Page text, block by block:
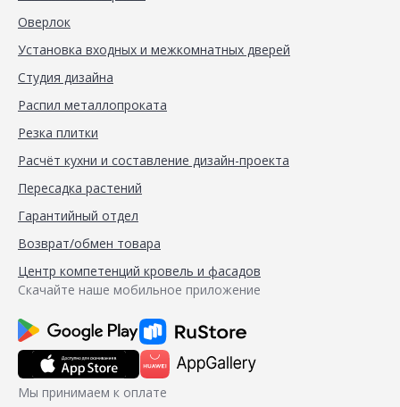
Оверлок
Установка входных и межкомнатных дверей
Студия дизайна
Распил металлопроката
Резка плитки
Расчёт кухни и составление дизайн-проекта
Пересадка растений
Гарантийный отдел
Возврат/обмен товара
Центр компетенций кровель и фасадов
Скачайте наше мобильное приложение
Мы принимаем к оплате